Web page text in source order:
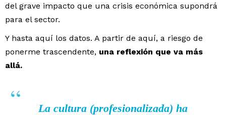
del grave impacto que una crisis económica supondrá
para el sector.
Y hasta aquí los datos. A partir de aquí, a riesgo de
ponerme trascendente, una reflexión que va más
allá.
La cultura (profesionalizada) ha